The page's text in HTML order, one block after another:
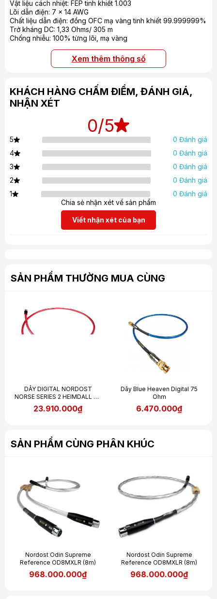
một màu âm đầy tính chân thực hơn bao giờ hết.
Vật liệu cách nhiệt: FEP tinh khiết 1.003
Lõi dẫn điện: 7 x 14 AWG
Chất liệu dẫn điện: đồng OFC mạ vàng tinh khiết 99.999999%
Trở kháng DC: 1,33 Ohms/ 305 m
Chống nhiễu: 100% từng lõi, mạ vàng
Xem thêm thông số
KHÁCH HÀNG CHẤM ĐIỂM, ĐÁNH GIÁ,
NHẬN XÉT
0/5
5
0 Đánh giá
4
0 Đánh giá
3
0 Đánh giá
2
0 Đánh giá
1
0 Đánh giá
Chia sẻ nhận xét về sản phẩm
Viết nhận xét của bạn
SẢN PHẨM THƯỜNG MUA CÙNG
DÂY DIGITAL NORDOST
NORSE SERIES 2 HEIMDALL 2 -
75 OHM
23.910.000₫
Dây Blue Heaven Digital 75
Ohm
6.470.000₫
SẢN PHẨM CÙNG PHÂN KHÚC
Nordost Odin Supreme
Reference OD8MXLR (8m)
968.000.000₫
Nordost Odin Supreme
Reference OD8MXLR (8m)
968.000.000₫